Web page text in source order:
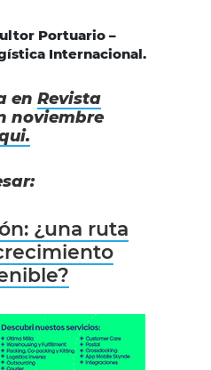
Portuario –
Internacional.
en Revista
noviembre
¿una ruta